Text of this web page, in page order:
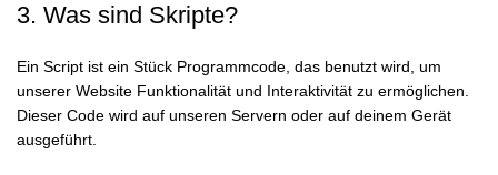
3. Was sind Skripte?
Ein Script ist ein Stück Programmcode, das benutzt wird, um
unserer Website Funktionalität und Interaktivität zu ermöglichen.
Dieser Code wird auf unseren Servern oder auf deinem Gerät
ausgeführt.